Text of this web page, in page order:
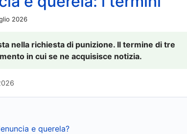
2026
nella richiesta di punizione. Il termine di tre
in cui se ne acquisisce notizia.
e querela?